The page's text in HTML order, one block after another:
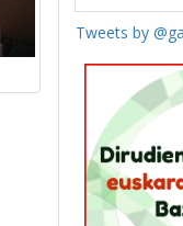
Tweets by